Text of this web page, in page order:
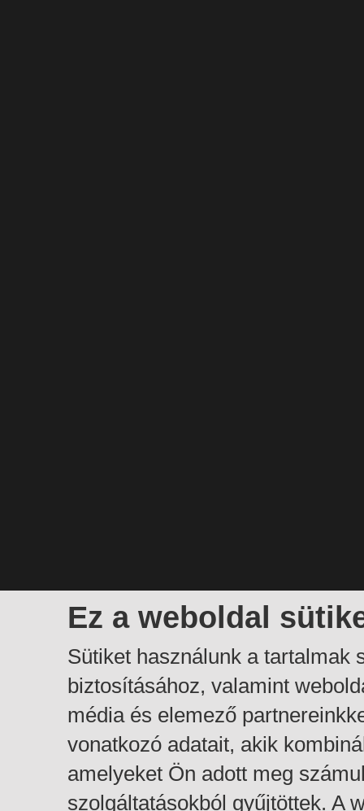
Ez a weboldal
Sütiket használunk a tartalmak
biztosításához, valamint
média és elemező
vonatkozó adatait, akik
amelyeket Ön adott meg
szolgáltatásokból gyűjtöttek. A